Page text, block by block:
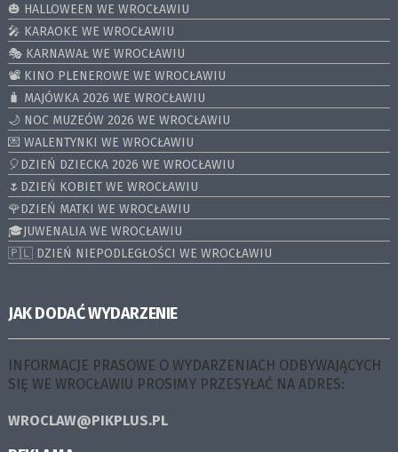
🎃 HALLOWEEN WE WROCŁAWIU
🎤 KARAOKE WE WROCŁAWIU
🎭 KARNAWAŁ WE WROCŁAWIU
📽️ KINO PLENEROWE WE WROCŁAWIU
🧳 MAJÓWKA 2026 WE WROCŁAWIU
🌙 NOC MUZEÓW 2026 WE WROCŁAWIU
💌 WALENTYNKI WE WROCŁAWIU
🎈DZIEŃ DZIECKA 2026 WE WROCŁAWIU
🌷DZIEŃ KOBIET WE WROCŁAWIU
🌹DZIEŃ MATKI WE WROCŁAWIU
🎓JUWENALIA WE WROCŁAWIU
🇵🇱 DZIEŃ NIEPODLEGŁOŚCI WE WROCŁAWIU
JAK DODAĆ WYDARZENIE
INFORMACJE PRASOWE O WYDARZENIACH ODBYWAJĄCYCH
SIĘ WE WROCŁAWIU PROSIMY PRZESYŁAĆ NA ADRES:
WROCLAW@PIKPLUS.PL